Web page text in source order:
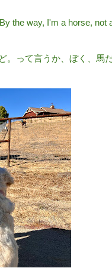
the way, I'm a horse, not
。って言うか、ぼく、馬